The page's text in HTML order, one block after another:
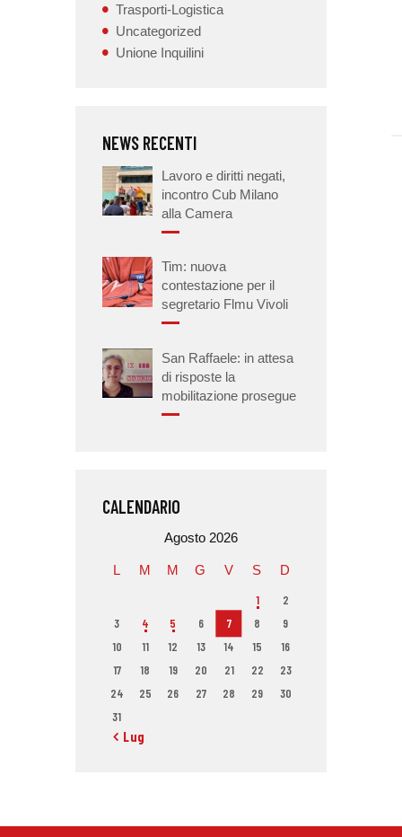
Trasporti-Logistica
Uncategorized
Unione Inquilini
NEWS RECENTI
Lavoro e diritti negati,
incontro Cub Milano
alla Camera
Tim: nuova
contestazione per il
segretario Flmu Vivoli
San Raffaele: in attesa
di risposte la
mobilitazione prosegue
CALENDARIO
Agosto 2026
L M M G V S D
1
2
3
4 5 6 7 8
9
10
11 12 13 14 15
16
17
18 19 20 21 22
23
24
25 26 27 28 29
30
31
« Lug